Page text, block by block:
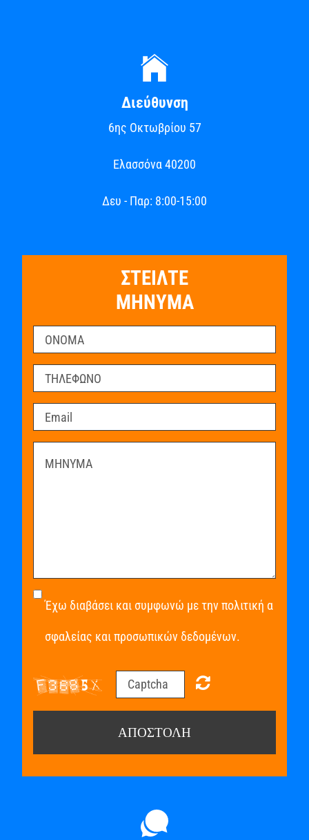
Διεύθυνση
6ης Οκτωβρίου 57
Ελασσόνα40200
Δευ - Παρ: 8:00-15:00
ΣΤΕΙΛΤΕ
ΜΗΝΥΜΑ
Έχω διαβάσει και συμφωνώ με την πολιτική α
σφαλείας και προσωπικών δεδομένων.
ΑΠΟΣΤΟΛΉ